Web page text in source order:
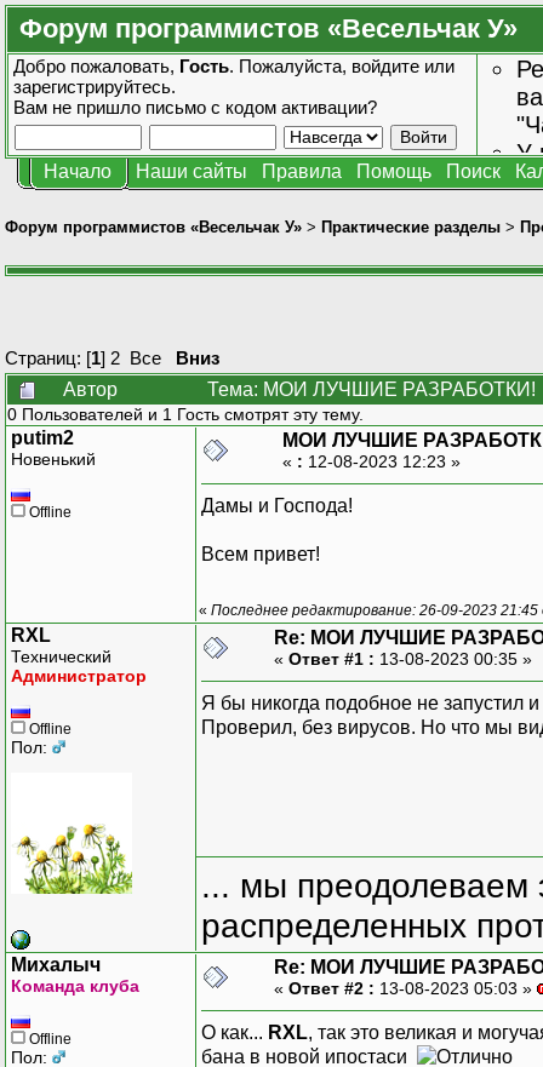
Форум программистов «Весельчак У»
Добро пожаловать, Гость. Пожалуйста, войдите или
зарегистрируйтесь.
Вам не пришло письмо с кодом активации?
У
Начало Наши сайты Правила Помощь Поиск
Форум программистов «Весельчак У» > Практические разделы >
Страниц: [1] 2 Все
Вниз
Автор
Тема: МОИ ЛУЧШИЕ РАЗРАБОТКИ!
0 Пользователей и 1 Гость смотрят эту тему.
putim2
Новенький
Offline
МОИ ЛУЧШИЕ
« : 12-08-2023 12:23 »
Дамы и Господа!
Всем привет!
« Последнее редактирование: 26-09-2023
RXL
Технический
Администратор
Offline
Пол:
Re: МОИ ЛУЧШИЕ
« Ответ #1 : 13-08-2023 00:35 »
Я бы никогда подобное не запустил
Проверил, без вирусов. Но что мы
... мы преодолеваем
распределенных
Михалыч
Команда клуба
Offline
Пол:
Re: МОИ ЛУЧШИЕ
« Ответ #2 : 13-08-2023 05:03 »
О как... RXL, так это великая и
бана в новой ипостаси